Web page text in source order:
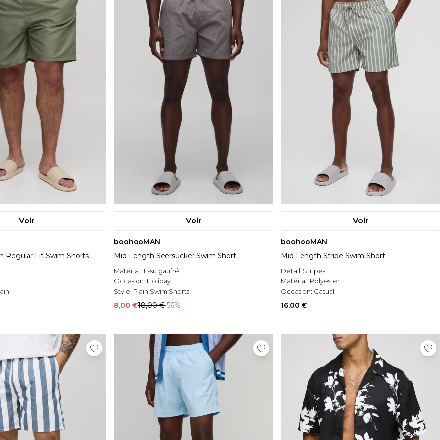
Voir
Regular Fit Swim Shorts
Voir
boohooMAN
Mid Length Seersucker Swim Short
Matérial:Tissu gaufré
Occasion: Holiday
Style: Plain Swim Shorts
8,00 €18,00 €-56%
Voir
boohooMAN
Mid Length Stripe Swim Short
Détail: Stripes
Matérial: Polyester
Occasion: Casual
16,00 €